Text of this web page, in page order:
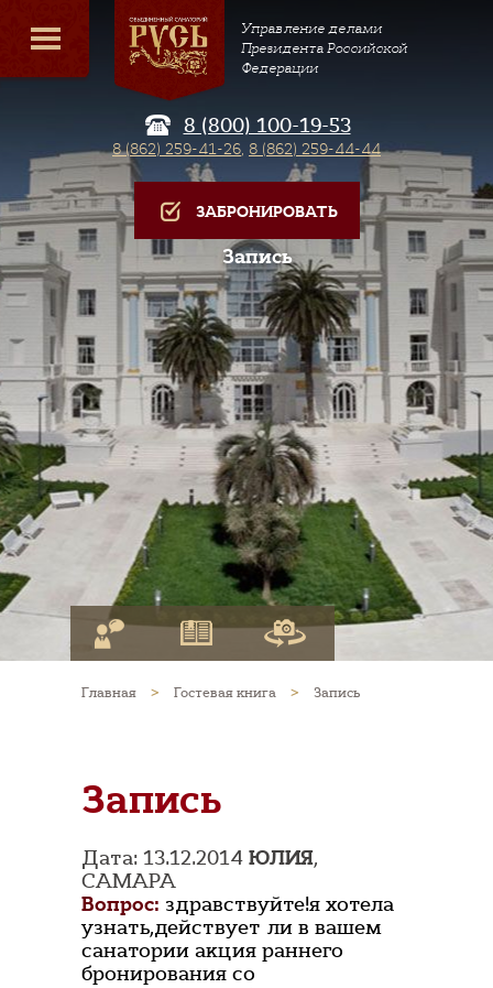
Управление делами
Президента Российской
Федерации
8 (800) 100-19-53
8 (862) 259-41-26, 8 (862) 259-44-44
ЗАБРОНИРОВАТЬ
Запись
Главная > Гостевая книга > Запись
Запись
Дата: 13.12.2014 ЮЛИЯ,
САМАРА
Вопрос: здравствуйте!я хотела
узнать,действует ли в вашем
санатории акция раннего
бронирования со